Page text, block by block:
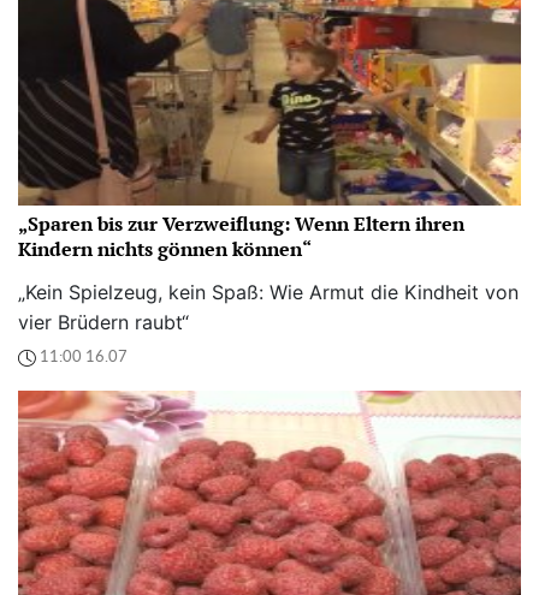
„Sparen bis zur Verzweiflung: Wenn Eltern ihren
Kindern nichts gönnen können“
„Kein Spielzeug, kein Spaß: Wie Armut die Kindheit von
vier Brüdern raubt“
11:00 16.07